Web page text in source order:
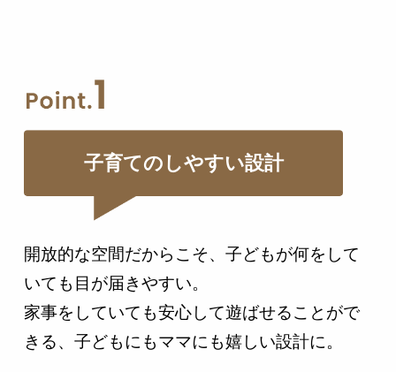
子育てのしやすい設計
開放的な空間だからこそ、子どもが何をして
いても目が届きやすい。
家事をしていても安心して遊ばせることがで
きる、子どもにもママにも嬉しい設計に。